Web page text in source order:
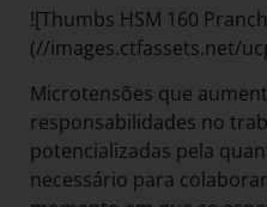
![Thumbs HSM 160
(//images.ctfassets.net/
Microtensões que
responsabilidades no
potencializadas pela
necessário para